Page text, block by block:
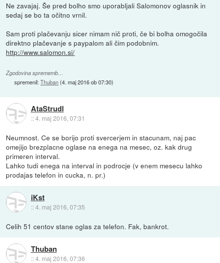
Ne zavajaj. Še pred bolho smo uporabljali Salomonov oglasnik in
sedaj se bo ta očitno vrnil.
Sam proti plačevanju sicer nimam nič proti, če bi bolha omogočila
direktno plačevanje s paypalom ali čim podobnim.
http://www.salomon.si/
Zgodovina sprememb…
spremenil:Thuban(4. maj 2016 ob 07:30)
AtaStrudl
::4. maj 2016, 07:31
Neumnost. Ce se borijo proti svercerjem in stacunam, naj pac
omejijo brezplacne oglase na enega na mesec, oz. kak drug
primeren interval.
Lahko tudi enega na interval in podrocje (v enem mesecu lahko
prodajas telefon in cucka, n. pr.)
iKst
::4. maj 2016, 07:35
Celih 51 centov stane oglas za telefon. Fak, bankrot.
Thuban
::4. maj 2016, 07:36